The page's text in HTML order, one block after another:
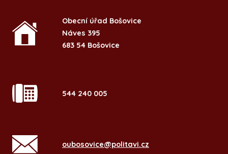
Obecní úřad Bošovice
Náves 395
683 54 Bošovice
544 240 005
oubosovice@politavi.cz